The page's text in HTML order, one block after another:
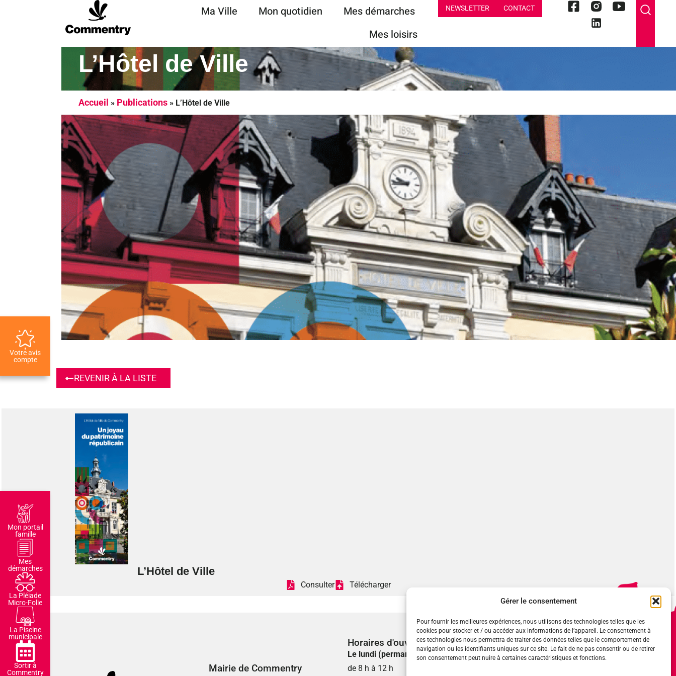
Gérer le consentement
Pour fournir les meilleures expériences, nous utilisons des technologies telles que les
cookies pour stocker et / ou accéder aux informations de l’appareil. Le consentement à
ces technologies nous permettra de traiter des données telles que le comportement de
navigation ou les identifiants uniques sur ce site. Le fait de ne pas consentir ou de retirer
son consentement peut nuire à certaines caractéristiques et fonctions.
Ma Ville Mon quotidien
Mes démarches
Mes loisirs
NEWSLETTER CONTACT
L’Hôtel de Ville
Accueil » Publications » L’Hôtel de Ville
REVENIR À LA LISTE
L’Hôtel de Ville
Consulter Télécharger
Mairie de Commentry
Horaires d'ouverture
Le lundi (permanence état civil uniquement) :
de 8 h à 12 h
Votre avis
compte
Mon portail
famille
Mes
démarches
La Pléiade
Micro-Folie
La Piscine
municipale
Sortir à
Commentry